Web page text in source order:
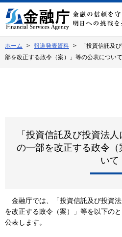
文
へ
動
ホーム 報道発表資料
「投資信託及
部を改正する政令（案）」等の公表について
「投資信託及び投資法
の一部を改正する政令
いて
金融庁では、「投資信託及び投資
を改正する政令（案）」等を以下の
公表します。